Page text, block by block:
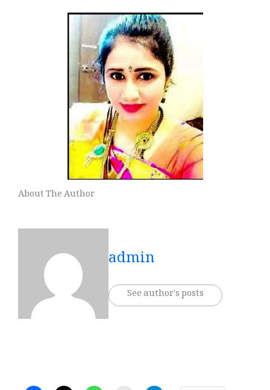
About The Author
admin
See author's posts